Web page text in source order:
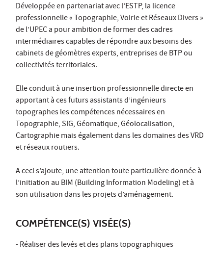
Développée en partenariat avec l’ESTP, la licence
professionnelle « Topographie, Voirie et Réseaux Divers »
de l’UPEC a pour ambition de former des cadres
intermédiaires capables de répondre aux besoins des
cabinets de géomètres experts, entreprises de BTP ou
collectivités territoriales.
Elle conduit à une insertion professionnelle directe en
apportant à ces futurs assistants d’ingénieurs
topographes les compétences nécessaires en
Topographie, SIG, Géomatique, Géolocalisation,
Cartographie mais également dans les domaines des VRD
et réseaux routiers.
A ceci s’ajoute, une attention toute particulière donnée à
l’initiation au BIM (Building Information Modeling) et à
son utilisation dans les projets d’aménagement.
COMPÉTENCE(S) VISÉE(S)
-Réaliser des levés et des plans topographiques